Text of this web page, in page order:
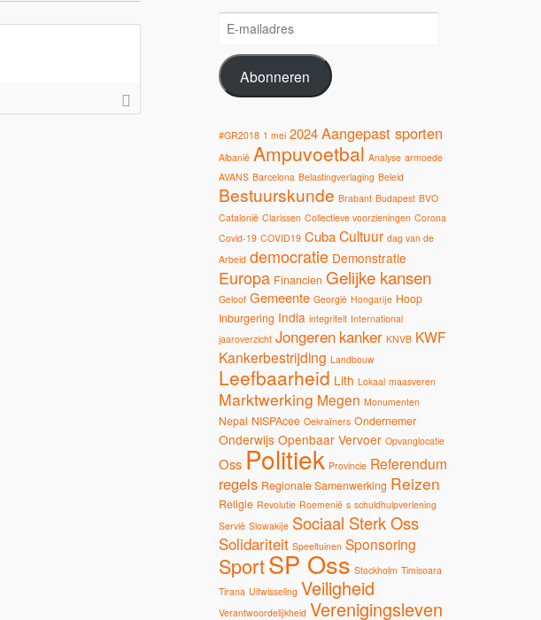
E-
mailadres
Abonneren
#GR2018 1 mei 2024 Aangepast sporten
Albanië Ampuvoetbal Analyse armoede
AVANS Barcelona Belastingverlaging Beleid
Bestuurskunde Brabant Budapest BVO
Catalonië Clarissen Collectieve voorzieningen Corona
Covid-19 COVID19 Cuba Cultuur dag van de
Arbeid democratie Demonstratie
Europa Financien Gelijke kansen
Geloof Gemeente Georgië Hongarije Hoop
Inburgering India integriteit International
jaaroverzicht Jongeren kanker KNVB KWF
Kankerbestrijding Landbouw
Leefbaarheid Lith Lokaal maasveren
Marktwerking Megen Monumenten
Nepal NISPAcee Oekraïners Ondernemer
Onderwijs Openbaar Vervoer Opvanglocatie
Oss Politiek Provincie Referendum
regels Regionale Samenwerking Reizen
Religie Revolutie Roemenië s schuldhulpverlening
Servië Slowakije Sociaal Sterk Oss
Solidariteit Speeltuinen Sponsoring
SportSP Oss Stockholm Timisoara
Tirana Uitwisseling Veiligheid
Verantwoordelijkheid Verenigingsleven